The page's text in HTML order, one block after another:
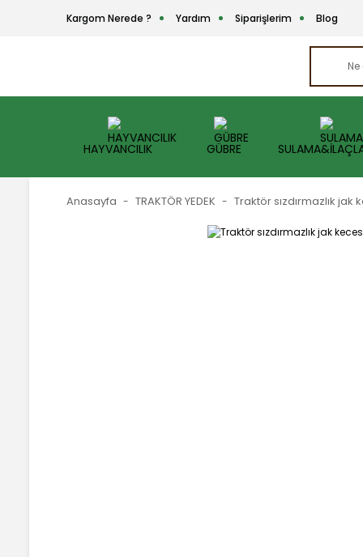
Kargom Nerede ? Yardım Siparişlerim Blog
HAYVANCILIK GÜBRE
Anasayfa TRAKTÖR YEDEK Traktör sızdırmazlık jak